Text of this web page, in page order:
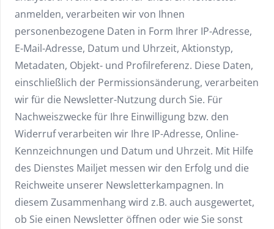
anmelden, verarbeiten wir von Ihnen
personenbezogene Daten in Form Ihrer IP-Adresse,
E-Mail-Adresse, Datum und Uhrzeit, Aktionstyp,
Metadaten, Objekt- und Profilreferenz. Diese Daten,
einschließlich der Permissionsänderung, verarbeiten
wir für die Newsletter-Nutzung durch Sie. Für
Nachweiszwecke für Ihre Einwilligung bzw. den
Widerruf verarbeiten wir Ihre IP-Adresse, Online-
Kennzeichnungen und Datum und Uhrzeit. Mit Hilfe
des Dienstes Mailjet messen wir den Erfolg und die
Reichweite unserer Newsletterkampagnen. In
diesem Zusammenhang wird z.B. auch ausgewertet,
ob Sie einen Newsletter öffnen oder wie Sie sonst